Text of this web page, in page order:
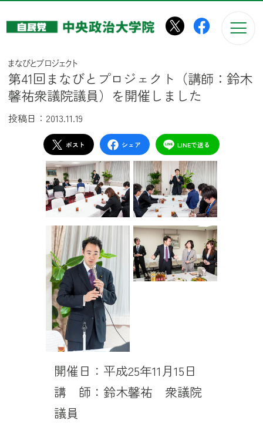
このページの本文へ移動
まなびとプロジェクト
第41回まなびとプロジェクト（講師：鈴木
馨祐衆議院議員）を開催しました
投稿日：2013.11.19
ポスト シェア LINEで送る
開催日：平成25年11月15日
講 師：鈴木馨祐 衆議院
議員